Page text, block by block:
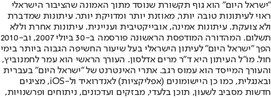
"ישראל היום" הוא גוף תקשורת שנוסד מתוך האמונה שהציבור הישראלי
ראוי לעיתונות טובה יותר, מאוזנת יותר ומדויקת יותר. עיתונות שמדברת
ולא צועקת. עיתונות אמינה, אובייקטיבית ועניינית. עיתונות אחרת וללא
תשלום. המהדורה המודפסת הראשונה פורסמה ב-30 ביולי 2007, וב-2010
הפך "ישראל היום" לעיתון הישראלי בעל שיעור החשיפה הגבוה ביותר בימי
חול. מו"ל העיתון היא ד"ר מרים אדלסון. העורך הראשי הוא עמר לחמנוביץ,
והעורך המייסד הוא עמוס רגב. אתרי האינטרנט של "ישראל היום" בעברית
ובאנגלית, כמו כן היישומונים (אפליקציות) לאנדרואיד ול-iOS, מציגים
חדשות מסביב לשעון, תוכן בלעדי, מבזקים ועדכונים, ניתוחים ופרשנויות,